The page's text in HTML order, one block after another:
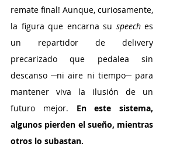
remate final! Aunque, curiosamente,
la figura que encarna su speech es
un repartidor de delivery
precarizado que pedalea sin
descanso ─ni aire ni tiempo─ para
mantener viva la ilusión de un
futuro mejor. En este sistema,
algunos pierden el sueño, mientras
otros lo subastan.